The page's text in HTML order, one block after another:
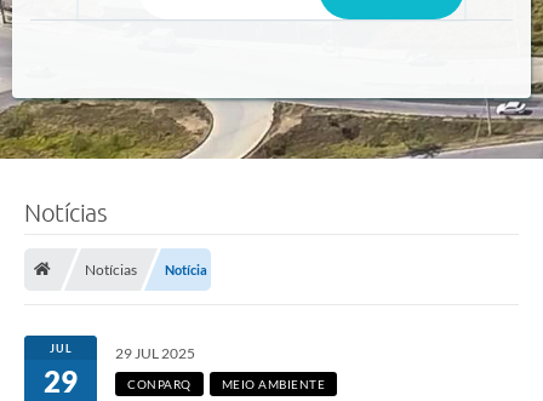
Notícias
Notícias Notícia
JUL
29
29 JUL 2025
CONPARQ MEIO AMBIENTE